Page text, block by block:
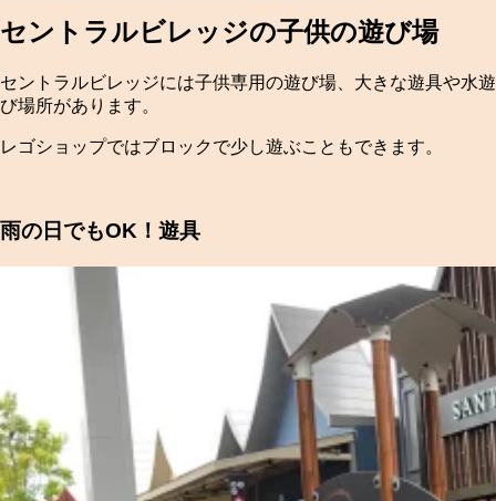
セントラルビレッジの子供の遊び場
セントラルビレッジには子供専用の遊び場、大きな遊具や水遊
び場所があります。
レゴショップではブロックで少し遊ぶこともできます。
雨の日でもOK！遊具